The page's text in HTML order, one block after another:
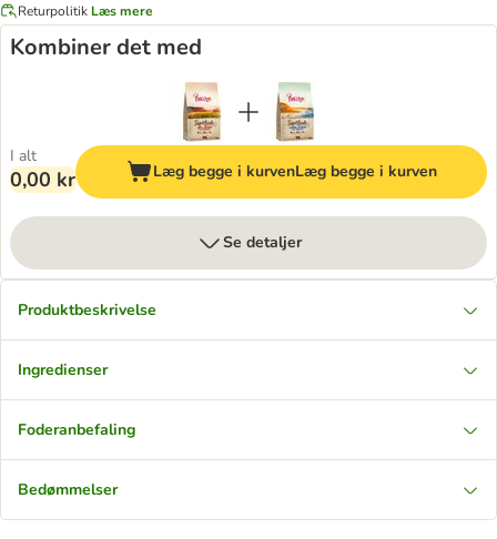
Returpolitik Læs mere
Kombiner det med
I alt
0,00 kr Læg begge i kurvenLæg begge i kurven
Se detaljer
Produktbeskrivelse
Ingredienser
Foderanbefaling
Bedømmelser